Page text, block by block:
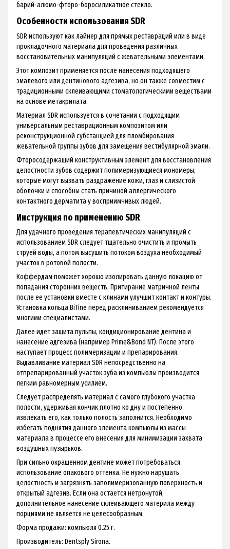
барий-алюмо-фторо-боросиликатное стекло.
Особенности использования SDR
SDR используют как лайнер для прямых реставраций или в виде
прокладочного материала для проведения различных
восстановительных манипуляций с жевательными элементами.
Этот композит применяется после нанесения подходящего
эмалевого или дентинового адгезива, но он также совместим с
традиционными склеивающими стоматологическими веществами
на основе метакрилата.
Материал SDR используется в сочетании с подходящим
универсальным реставрационным композитом или
реконструкционной субстанцией для пломбирования
жевательной группы зубов для замещения вестибулярной эмали.
Фторосодержащий конструктивным элемент для восстановления
целостности зубов содержит полимеризующиеся мономеры,
которые могут вызвать раздражение кожи, глаз и слизистой
оболочки и способны стать причиной аллергического
контактного дерматита у восприимчивых людей.
Инструкция по применению SDR
Для удачного проведения терапевтических манипуляций с
использованием SDR следует тщательно очистить и промыть
струей воды, а потом высушить потоком воздуха необходимый
участок в ротовой полости.
Коффердам поможет хорошо изолировать данную локацию от
попадания сторонних веществ. Притирание матричной ленты
после ее установки вместе с клинами улучшит контакт и контуры.
Установка кольца BiTine перед расклиниванием рекомендуется
многими специалистами.
Далее идет защита пульпы, кондиционирование дентина и
нанесение адгезива (например Prime&Bond NT). После этого
наступает процесс полимеризации и препарирования.
Выдавливание материал SDR непосредственно на
отпрепарированный участок зуба из компьюлы производится
легким равномерным усилием.
Следует распределять материал с самого глубокого участка
полости, удерживая кончик плотно ко дну и постепенно
извлекать его, как только полость заполнится. Необходимо
избегать поднятия данного элемента компьюлы из массы
материала в процессе его внесения для минимизации захвата
воздушных пузырьков.
При сильно окрашенном дентине может потребоваться
использование опакового оттенка. Не нужно нарушать
целостность и загрязнять заполимеризованную поверхность и
открытый адгезив. Если она остается нетронутой,
дополнительное нанесение склеивающего материла между
порциями не является не целесообразным.
Форма продажи: компьюля 0.25 г.
Производитель: Dentsply Sirona.